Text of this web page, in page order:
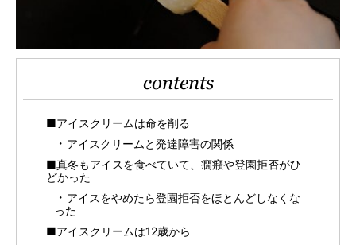
contents
■アイスクリームは命を削る
アイスクリームと発達障害の関係
■真冬もアイスを食べていて、癇癪や登園拒否がひ
どかった
アイスをやめたら登園拒否をほとんどしなくな
った
■アイスクリームは12歳から